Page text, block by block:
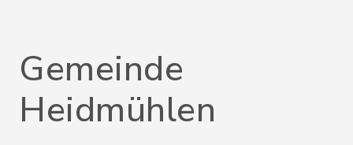
Gemeinde
Heidmühlen